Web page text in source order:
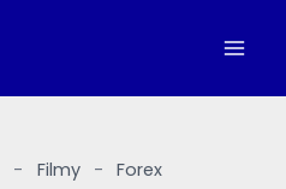
- Filmy - Forex